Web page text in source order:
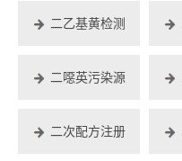
二乙基黄检测
二噁英污染源
二次配方注册